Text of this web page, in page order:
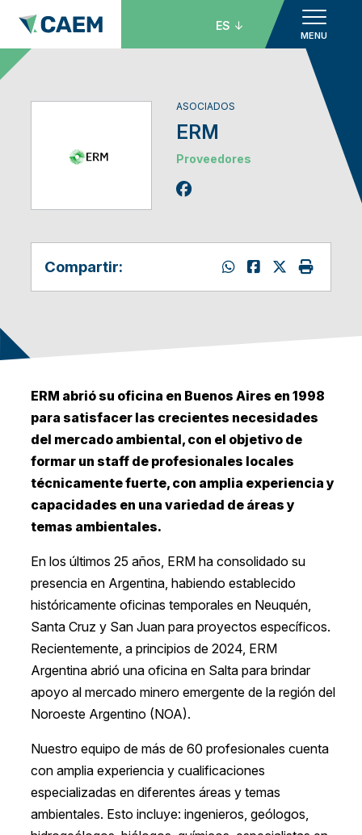
MENU
ES
ASOCIADOS
ERM
Proveedores
Compartir:
ERM abrió su oficina en Buenos Aires en 1998
para satisfacer las crecientes necesidades
del mercado ambiental, con el objetivo de
formar un staff de profesionales locales
técnicamente fuerte, con amplia experiencia y
capacidades en una variedad de áreas y
temas ambientales.
En los últimos 25 años, ERM ha consolidado su
presencia en Argentina, habiendo establecido
históricamente oficinas temporales en Neuquén,
Santa Cruz y San Juan para proyectos específicos.
Recientemente, a principios de 2024, ERM
Argentina abrió una oficina en Salta para brindar
apoyo al mercado minero emergente de la región del
Noroeste Argentino (NOA).
Nuestro equipo de más de 60 profesionales cuenta
con amplia experiencia y cualificaciones
especializadas en diferentes áreas y temas
ambientales. Esto incluye: ingenieros, geólogos,